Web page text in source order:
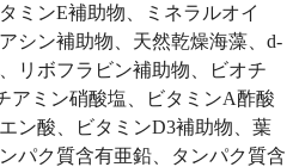
ミンE補助物、ミネラルオイ
シン補助物、天然乾燥海藻、d-
リボフラビン補助物、ビオチ
アミン硝酸塩、ビタミンA酢酸
ン酸、ビタミンD3補助物、葉
パク質含有亜鉛、タンパク質含